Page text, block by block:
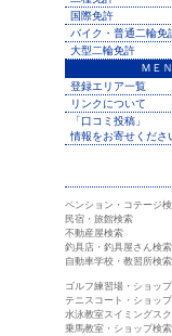
国際免許
バイク・普通二輪免
大型二輪免許
ＭＥ
登録エリア一覧
リンクについて
「口コミ投稿」
情報をお寄せくださ
ペンション・コテージ
民宿・旅館検索
不動産屋検索
釣具店・釣具屋さん検索
自動車学校・教習所検索
ゴルフ練習場・ショッ
テニスコート・ショッ
水泳教室スイミングス
乗馬教室・ショップ検索